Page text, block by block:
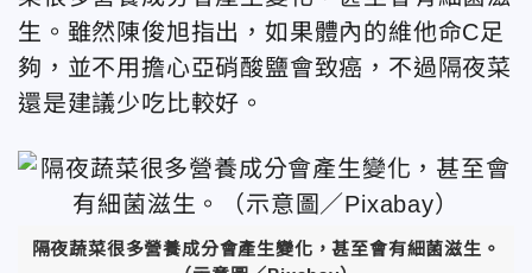
生。雖然陳俊旭指出，如果體內的維他命C足
夠，並不用擔心亞硝酸鹽會致癌，不過隔夜菜
還是建議少吃比較好。
隔夜蔬菜很多營養成分會產生變化，甚至會有細菌滋生。